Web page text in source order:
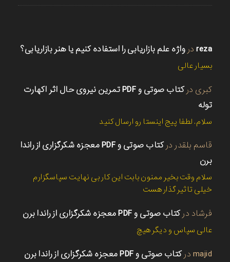
reza در واژه علم بازاریابی را استفاده کنیم یا هنر بازاریابی؟
بسیار عالی
کبری در
کتاب صوتی و PDF تمرین نیروی حال اثر اکهارت
توله
سلام. لطفا پیج اینستا رو ارسال کنید
قاسم بلقدر در
کتاب صوتی و PDF معجزه شکرگزاری از راندا
برن
سلام وقت بخیر ممنون بابت این کار بی نهایت سپاسگزارم
خیلی تاثیر گذار هست
فرشاد درکتاب صوتی و PDF معجزه شکرگزاری از راندا برن
عالی سپاس و دیگر هیچ
majid درکتاب صوتی و PDF معجزه شکرگزاری از راندا برن